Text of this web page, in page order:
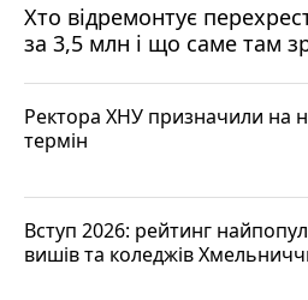
Хто відремонтує
за 3,5 млн і що саме там
Ректора ХНУ призначили на
термін
Вступ 2026: рейтинг
вишів та коледжів